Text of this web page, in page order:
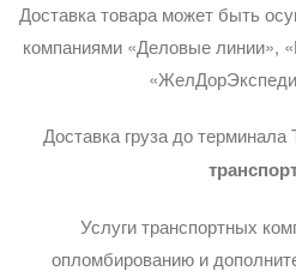
Доставка товара может быть
компаниями «Деловые линии»,
Доставка груза до терминала
Услуги транспортных
опломбированию и